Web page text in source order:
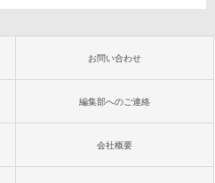
お問い合わせ
編集部へのご連絡
会社概要